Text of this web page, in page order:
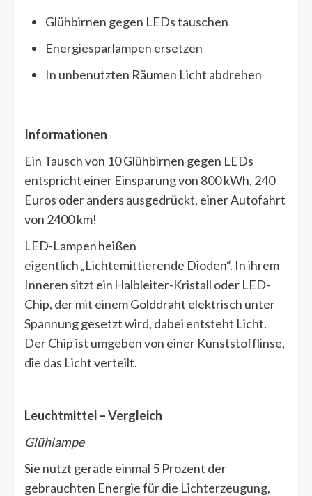
Glühbirnen gegen LEDs tauschen
Energiesparlampen ersetzen
In unbenutzten Räumen Licht abdrehen
Informationen
Ein Tausch von 10 Glühbirnen gegen LEDs
entspricht einer Einsparung von 800 kWh, 240
Euros oder anders ausgedrückt, einer Autofahrt
von 2400 km!
LED-Lampen heißen
eigentlich „Lichtemittierende Dioden“. In ihrem
Inneren sitzt ein Halbleiter-Kristall oder LED-
Chip, der mit einem Golddraht elektrisch unter
Spannung gesetzt wird, dabei entsteht Licht.
Der Chip ist umgeben von einer Kunststofflinse,
die das Licht verteilt.
Leuchtmittel – Vergleich
Glühlampe
Sie nutzt gerade einmal 5 Prozent der
gebrauchten Energie für die Lichterzeugung,